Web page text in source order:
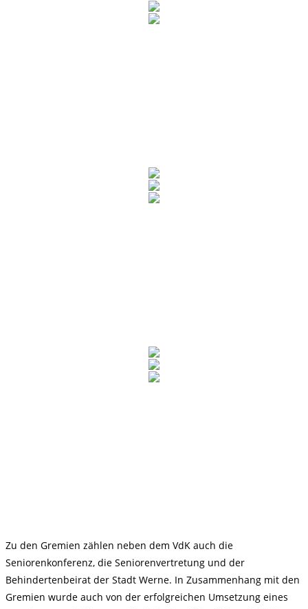
Zu den Gremien zählen neben dem VdK auch die
Seniorenkonferenz, die Seniorenvertretung und der
Behindertenbeirat der Stadt Werne. In Zusammenhang mit den
Gremien wurde auch von der erfolgreichen Umsetzung eines